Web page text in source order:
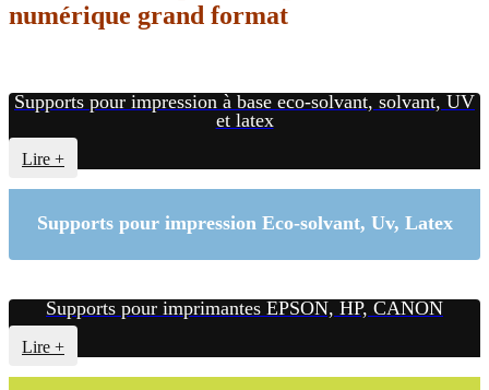
numérique grand format
Supports pour impression à base eco-solvant, solvant, UV
et latex
Lire +
Supports pour impression Eco-solvant, Uv, Latex
Supports pour imprimantes EPSON, HP, CANON
Lire +